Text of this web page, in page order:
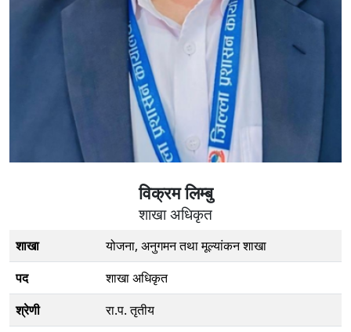
विक्रम लिम्बु
शाखा अधिकृत
शाखा
योजना, अनुगमन तथा मूल्यांकन शाखा
पद
शाखा अधिकृत
श्रेणी
रा.प. तृतीय